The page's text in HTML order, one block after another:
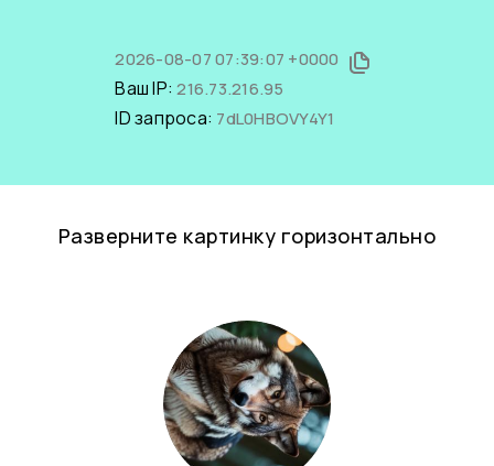
2026-08-07 07:39:07 +0000
Ваш IP:216.73.216.95
ID запроса: 7dL0HBOVY4Y1
Разверните картинку горизонтально